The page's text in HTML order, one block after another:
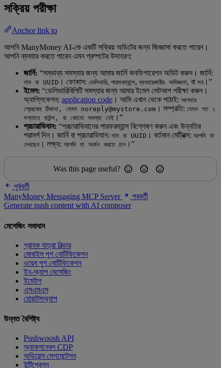
সক্রিয় পরীক্ষা
Anchor link to
আপনি ManyMoney AI-কে একটি সক্রিয় অডিটের জন্য জিজ্ঞাসা করতে পারেন।
আপনি ব্যবহার করতে পারেন এমন প্রম্পটের উদাহরণ:
জার্নি: “সম্ভাব্য সমস্যার জন্য আমার জার্নি কনফিগারেশন অডিট করুন। জার্নি:
নাম বা UUID । ফোকাস: ডেলিভারি, পারফরম্যান্স, ব্যবহারকারীর অভিজ্ঞতা, বা সব ।”
ইমেল: “ডেলিভারিবিলিটি সমস্যার জন্য আমার ইমেল সেটআপ পরীক্ষা করুন।
অ্যাপ্লিকেশন: application code । আমি এখান থেকে পাঠাই: আপনার
প্রেরকের ঠিকানা, যেমন noreply@mystore.com । সম্প্রতি: যেমন গত ২
সপ্তাহে বাউন্স, বা কোনো সমস্যা নেই ।”
প্রচারাভিযান: “প্রচারাভিযানের পারফরম্যান্স বিশ্লেষণ করুন এবং উন্নতির
পরামর্শ দিন। জার্নি বা প্রচারাভিযান: নাম বা UUID । বর্তমান মেট্রিক্স: আপনি যা
দেখছেন । লক্ষ্য: আপনি যা অর্জন করতে চান ।”
Was this page useful?
পূর্ববর্তী
ManyMoney Messaging MCP Server
পরবর্তী
Generate push content with AI composer
মেসেজিং সমাধান
গ্রাহক যাত্রা বিল্ডার
মোবাইল পুশ নোটিফিকেশন
ওয়েব পুশ নোটিফিকেশন
ইন-অ্যাপ মেসেজিং
ইমেইল
এসএমএস
হোয়াটসঅ্যাপ
উন্নত বৈশিষ্ট্য
Pushwoosh API
অ্যাকশনেবল CDP
অডিয়েন্স সেগমেন্টেশন
ইন্টিগ্রেশন